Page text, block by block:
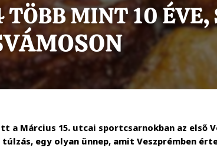
a Március 15. utcai sportcsarnokban az első
túlzás, egy olyan ünnep, amit Veszprémben